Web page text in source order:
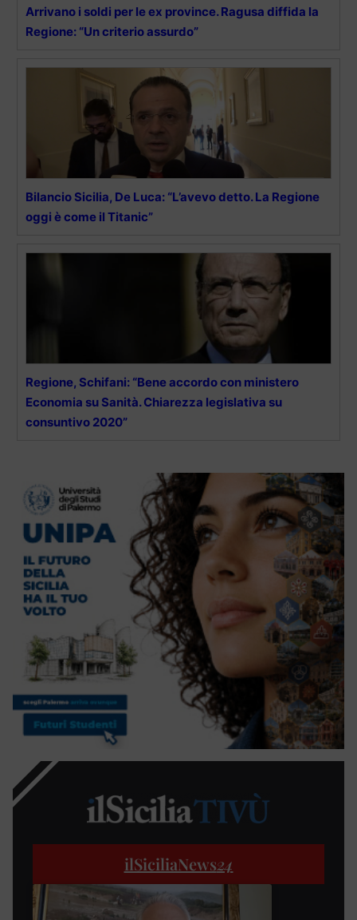
Arrivano i soldi per le ex province. Ragusa diffida la
Regione: “Un criterio assurdo”
Bilancio Sicilia, De Luca: “L’avevo detto. La Regione
oggi è come il Titanic”
Regione, Schifani: “Bene accordo con ministero
Economia su Sanità. Chiarezza legislativa su
consuntivo 2020”
ilSiciliaNews24